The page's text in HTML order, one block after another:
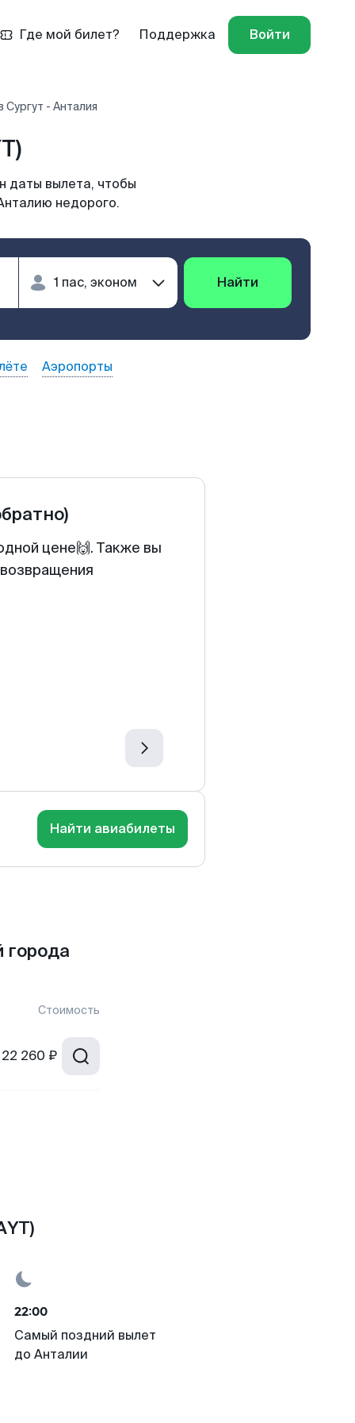
Где мой билет? Поддержка Войти
Сургут - Анталия
даты вылета, чтобы
недорого.
Найти
Аэропорты
цене🙌. Также вы
Найти авиабилеты
Стоимость
22 260 ₽
22:00
Самый поздний вылет
до Анталии